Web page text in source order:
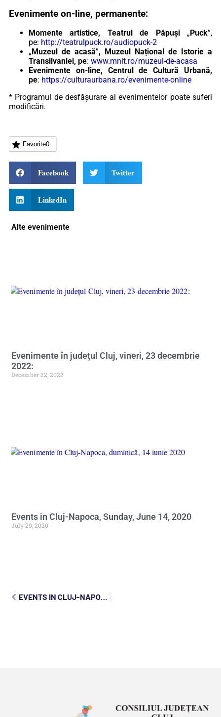
Evenimente on-line, permanente:
Momente artistice, Teatrul de Păpuși „ Puck”,
pe: http://teatrulpuck.ro/audiopuck-2
„ Muzeul de acasă”, Muzeul Național de Istorie a
Transilvaniei, pe: www.mnit.ro/muzeul-de-acasa
Evenimente on-line, Centrul de Cultură Urbană,
pe: https://culturaurbana.ro/evenimente-online
* Programul de desfășurare al evenimentelor poate suferi
modificări.
Favorite0
Facebook Twitter
LinkedIn
Alte evenimente
Evenimente în județul Cluj, vineri, 23 decembrie
2022:
December 22, 2022
Events in Cluj-Napoca, Sunday, June 14, 2020
July 29, 2020
EVENTS IN CLUJ-NAPOCA, SUNDAY, JUNE 14, 2020